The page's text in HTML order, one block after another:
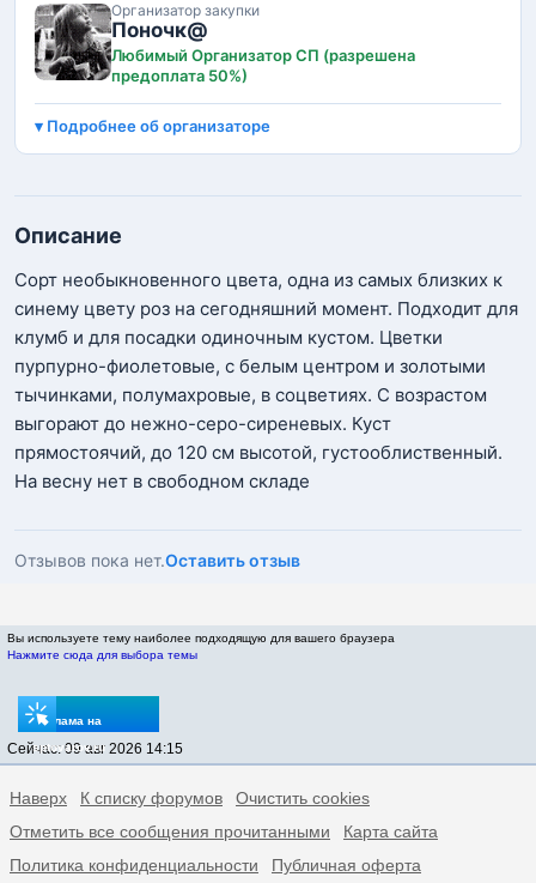
Организатор закупки
Поночк@
Любимый Организатор СП (разрешена
предоплата 50%)
Подробнее об организаторе
Описание
Сорт необыкновенного цвета, одна из самых близких к
синему цвету роз на сегодняшний момент. Подходит для
клумб и для посадки одиночным кустом. Цветки
пурпурно-фиолетовые, с белым центром и золотыми
тычинками, полумахровые, в соцветиях. С возрастом
выгорают до нежно-серо-сиреневых. Куст
прямостоячий, до 120 см высотой, густооблиственный.
На весну нет в свободном складе
Отзывов пока нет.Оставить отзыв
Вы используете тему наиболее подходящую для вашего браузера
Нажмите сюда для выбора темы
Реклама на
sptovarov.ru
Сейчас: 09 авг 2026 14:15
Наверх К списку форумов
Очистить cookies
Отметить все сообщения прочитанными
Карта сайта
Политика конфиденциальности
Публичная оферта